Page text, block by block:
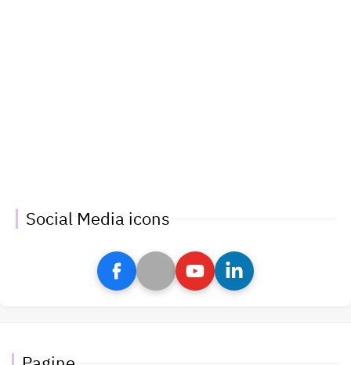
Social Media icons